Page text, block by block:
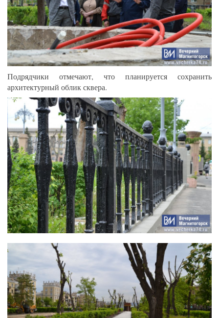
Подрядчики отмечают, что планируется сохранить
архитектурный облик сквера.